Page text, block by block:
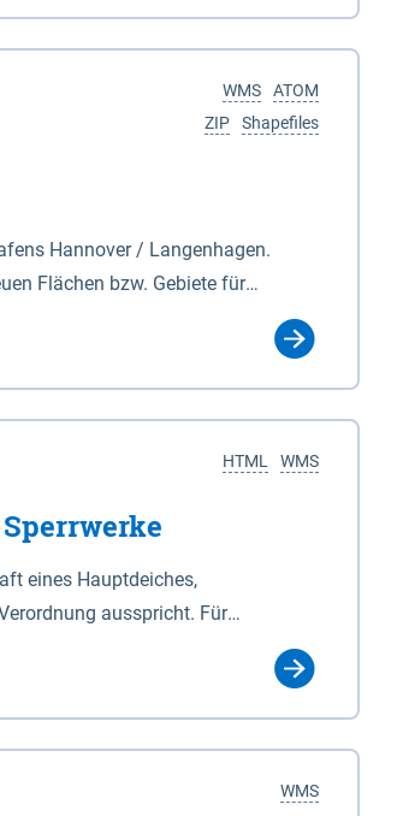
und Hohnstorf (Elbe) im Westen
umfasst Teile der Landkreise
ATOM
WMS
Shapefiles
ZIP
Hannover / Langenhagen.
Flächen bzw. Gebiete für
WMS
HTML
eines Hauptdeiches,
ausspricht. Für
Die Widmung "2.Deichlinie" ist
sind (§2 Abs.3 NDG). Ein Bauwerk
durch Verordnung
WMS